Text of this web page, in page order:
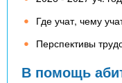
Где учат, чему
Перспективы
В помощь